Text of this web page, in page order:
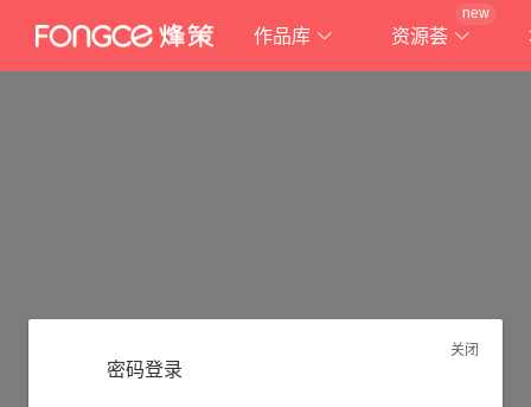
作品库 资源荟
new
关闭
密码登录